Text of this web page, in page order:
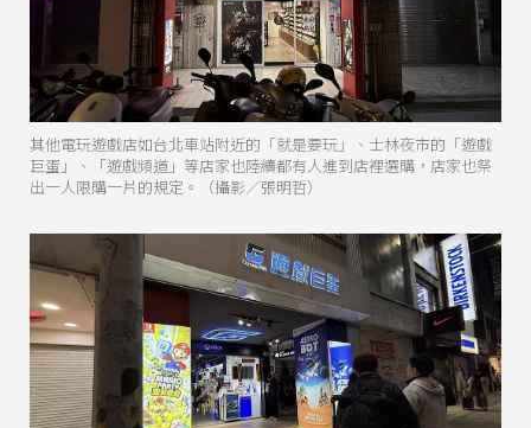
其他電玩遊戲店如台北車站附近的「就是要玩」、士林夜市的「遊戲
巨蛋」、「遊戲頻道」等店家也陸續都有人進到店裡選購，店家也祭
出一人限購一片的規定。（攝影／張明哲）